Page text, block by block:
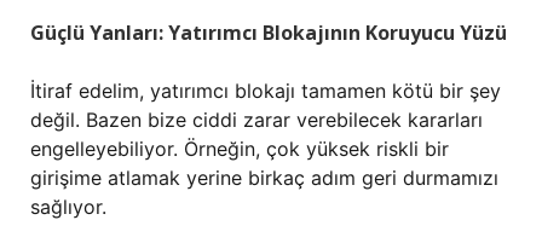
Güçlü Yanları: Yatırımcı Blokajının Koruyucu Yüzü
İtiraf edelim, yatırımcı blokajı tamamen kötü bir şey
değil. Bazen bize ciddi zarar verebilecek kararları
engelleyebiliyor. Örneğin, çok yüksek riskli bir
girişime atlamak yerine birkaç adım geri durmamızı
sağlıyor.